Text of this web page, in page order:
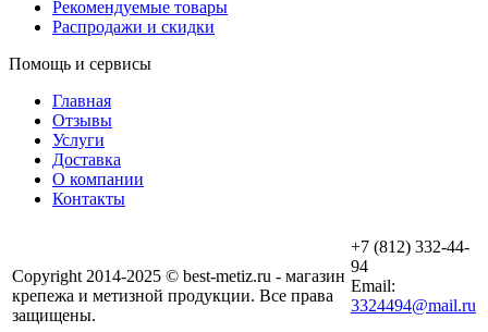
Рекомендуемые товары
Распродажи и скидки
Помощь и сервисы
Главная
Отзывы
Услуги
Доставка
О компании
Контакты
Copyright 2014-2025 © best-metiz.ru - магазин
крепежа и метизной продукции. Все права
защищены.
+7 (812) 332-44-
94
Email:
3324494@mail.ru